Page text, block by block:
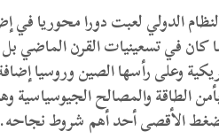
الدولي لعبت دورا محوريا في
في تسعينيات القرن الماضي
وعلى رأسها الصين وروسيا
الطاقة والمصالح
الأقصى أحد أهم شروط نجاحه.